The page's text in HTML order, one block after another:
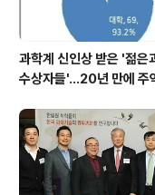
과학계 신인상 받은 '젊은
수상자들'…20년 만에 주